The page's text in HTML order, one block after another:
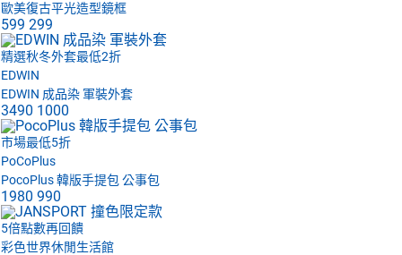
歐美復古平光造型鏡框
599 299
精選秋冬外套最低2折
EDWIN
EDWIN 成品染 軍裝外套
3490 1000
市場最低5折
PoCoPlus
PocoPlus 韓版手提包 公事包
1980 990
5倍點數再回饋
彩色世界休閒生活館